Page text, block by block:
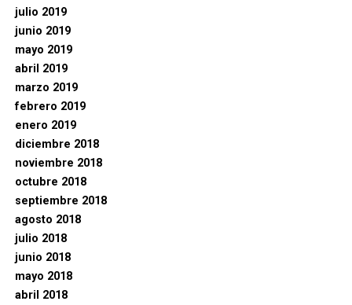
julio 2019
junio 2019
mayo 2019
abril 2019
marzo 2019
febrero 2019
enero 2019
diciembre 2018
noviembre 2018
octubre 2018
septiembre 2018
agosto 2018
julio 2018
junio 2018
mayo 2018
abril 2018